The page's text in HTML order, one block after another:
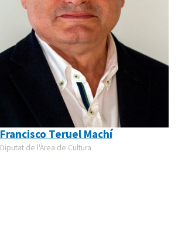
Francisco Teruel Machí
Diputat de l'Àrea de Cultura